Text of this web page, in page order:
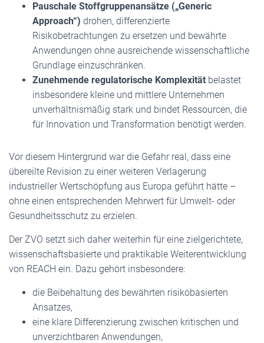
Pauschale Stoffgruppenansätze („Generic
Approach“) drohen, differenzierte
Risikobetrachtungen zu ersetzen und bewährte
Anwendungen ohne ausreichende wissenschaftliche
Grundlage einzuschränken.
Zunehmende regulatorische Komplexität belastet
insbesondere kleine und mittlere Unternehmen
unverhältnismäßig stark und bindet Ressourcen, die
für Innovation und Transformation benötigt werden.
Vor diesem Hintergrund war die Gefahr real, dass eine
übereilte Revision zu einer weiteren Verlagerung
industrieller Wertschöpfung aus Europa geführt hätte –
ohne einen entsprechenden Mehrwert für Umwelt- oder
Gesundheitsschutz zu erzielen.
Der ZVO setzt sich daher weiterhin für eine zielgerichtete,
wissenschaftsbasierte und praktikable Weiterentwicklung
von REACH ein. Dazu gehört insbesondere:
die Beibehaltung des bewährten risikobasierten
Ansatzes,
eine klare Differenzierung zwischen kritischen und
unverzichtbaren Anwendungen,